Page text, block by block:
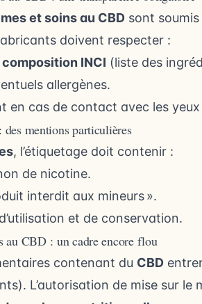
et soins au CBD sont
doivent respecter :
composition INCI (liste des
allergènes.
en cas de contact avec les yeux
mentions particulières
, l’étiquetage doit contenir :
de nicotine.
interdit aux mineurs ».
et de conservation.
au CBD : un cadre encore flou
contenant du CBD
L’autorisation de mise sur le